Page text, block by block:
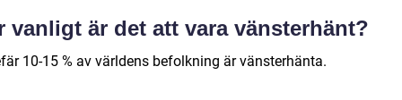
vanligt är det att vara vänsterhänt?
10-15 % av världens befolkning är vänsterhänta.